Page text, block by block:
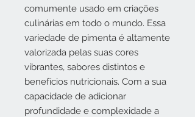
comumente usado em criações
culinárias em todo o mundo. Essa
variedade de pimenta é altamente
valorizada pelas suas cores
vibrantes, sabores distintos e
benefícios nutricionais. Com a sua
capacidade de adicionar
profundidade e complexidade a